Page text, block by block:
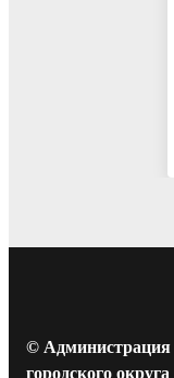
© Администрация
городского округа